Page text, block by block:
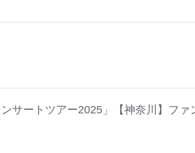
ンサートツアー2025」【神奈川】フ